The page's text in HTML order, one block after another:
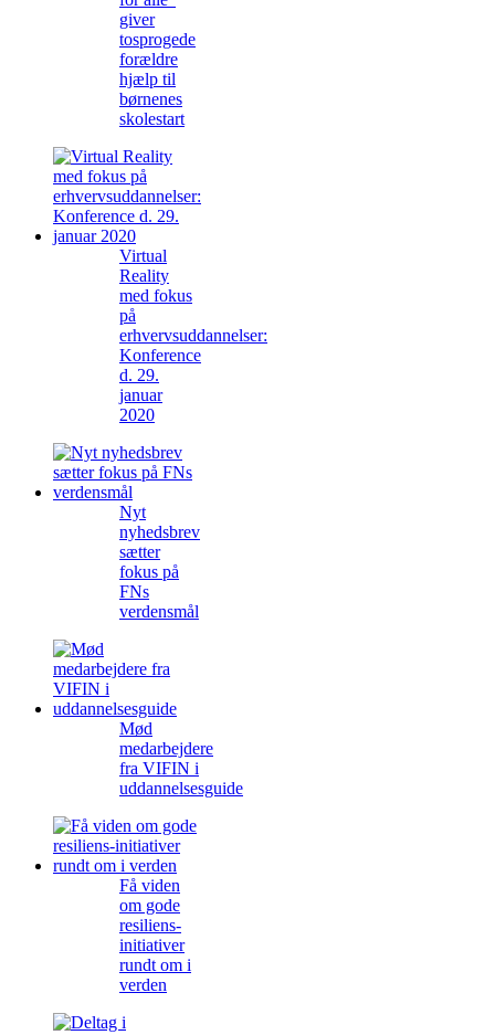
giver
tosprogede
forældre
hjælp til
børnenes
skolestart
Virtual
Reality
med fokus
på
erhvervsuddannelser:
Konference
d. 29.
januar
2020
Nyt
nyhedsbrev
sætter
fokus på
FNs
verdensmål
Mød
medarbejdere
fra VIFIN i
uddannelsesguide
Få viden
om gode
resiliens-
initiativer
rundt om i
verden